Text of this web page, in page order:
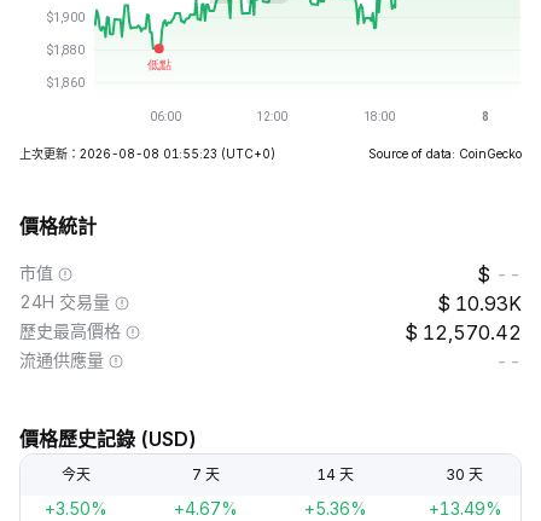
上次更新：2026-08-08 01:55:23 (UTC+0) Source of data: CoinGecko
價格統計
市值 --
24H 交易量 10.93K
歷史最高價格 12,570.42
流通供應量 --
價格歷史記錄 (USD)
今天 7 天 14 天 30 天
+3.50% +4.67% +5.36% +13.49%